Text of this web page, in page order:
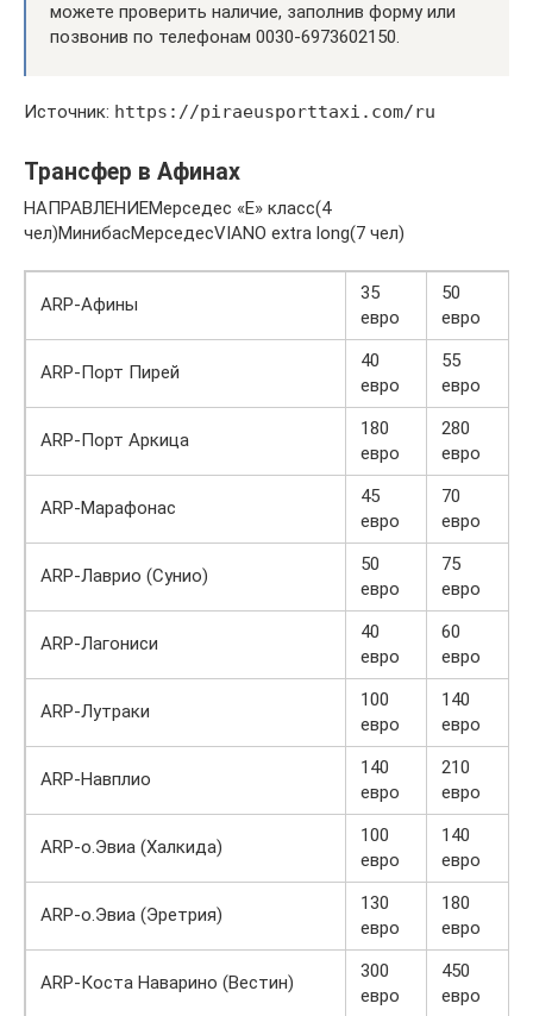
можете проверить наличие, заполнив форму или
позвонив по телефонам 0030-6973602150.
Источник: https://piraeusporttaxi.com/ru
Трансфер в Афинах
НАПРАВЛЕНИЕМерседес «Е» класс(4
чел)МинибасМерседесVIANO extra long(7 чел)
ARP-Афины
35
евро
50
евро
ARP-Порт Пирей
40
евро
55
евро
ARP-Порт Аркица
180
евро
280
евро
ARP-Марафонас
45
евро
70
евро
ARP-Лаврио (Сунио)
50
евро
75
евро
ARP-Лагониси
40
евро
60
евро
ARP-Лутраки
100
евро
140
евро
ARP-Навплио
140
евро
210
евро
ARP-о.Эвиа (Халкида)
100
евро
140
евро
ARP-о.Эвиа (Эретрия)
130
евро
180
евро
ARP-Коста Наварино (Вестин)
300
евро
450
евро